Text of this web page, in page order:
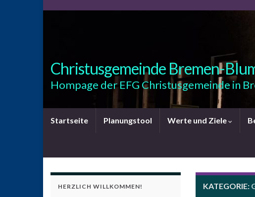
Christusgemeinde Bremen-
Hompage der EFG Christusgemeinde in
Startseite Planungstool Werte und Ziele
KATEGORIE:
HERZLICH WILLKOMMEN!